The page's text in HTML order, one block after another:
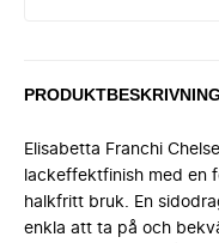
PRODUKTBESKRIVNING
Elisabetta Franchi
lackeffektfinish med en
halkfritt bruk. En
enkla att ta på och